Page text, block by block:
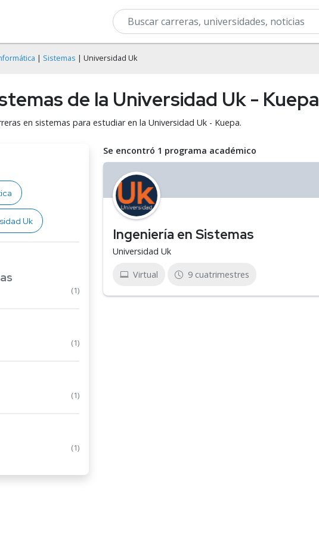
| Sistemas | Universidad Uk
de la Universidad Uk - Kuepa
en sistemas para estudiar en la Universidad Uk - Kuepa.
Uk
(1)
(1)
(1)
(1)
Se encontró 1 programa académico
Ingeniería en Sistemas
Universidad Uk
Virtual 9 cuatrimestres